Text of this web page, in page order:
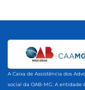
A Caixa de Assistência dos
social da OAB-MG. A entidade